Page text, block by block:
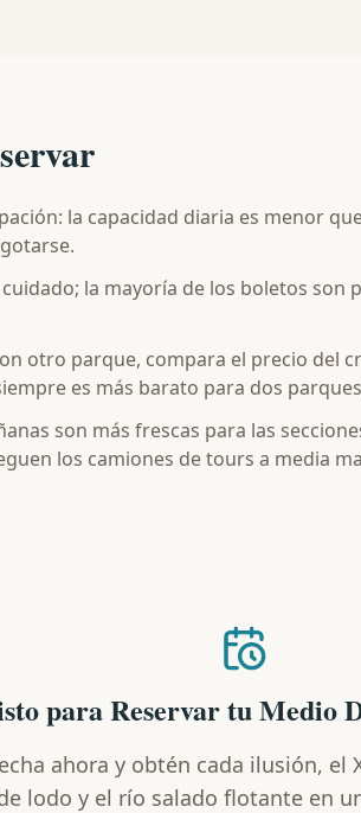
la capacidad diaria es menor
la mayoría de los boletos son
otro parque, compara el precio del
es más barato para dos
son más frescas para las
los camiones de tours a media
para Reservar tu Medio
ahora y obtén cada ilusión, el
lodo y el río salado flotante en